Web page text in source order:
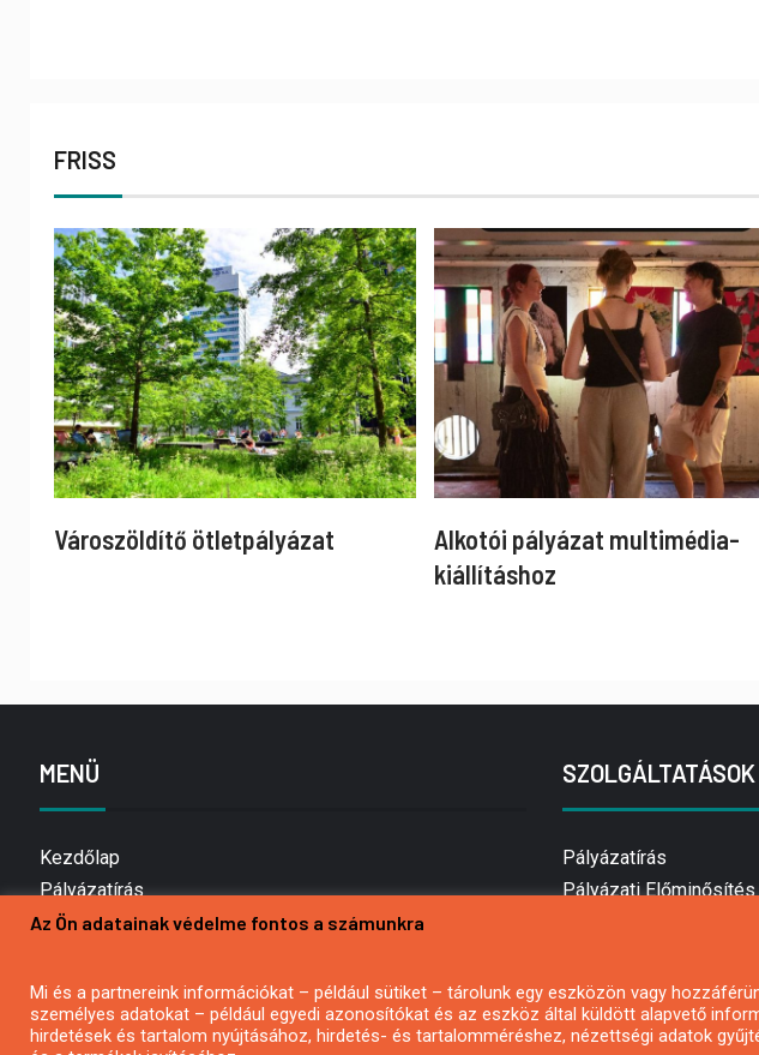
FRISS
Városzöldítő ötletpályázat
Alkotói pályázat multimédia-
kiállításhoz
MENÜ
Kezdőlap
Pályázatírás
Bemutatkozás
Hírlevél feliratkozás
Impresszum
SZOLGÁLTATÁSOK
Pályázatírás
Pályázati Előminősítés
Mezőgazdasági
Pályázatírás
Az Ön adatainak védelme fontos a számunkra
Mi és a partnereink információkat – például sütiket – tárolunk egy eszközön vagy
személyes adatokat – például egyedi azonosítókat és az eszköz által küldött alapvető
hirdetések és tartalom nyújtásához, hirdetés- és tartalomméréshez, nézettségi adatok